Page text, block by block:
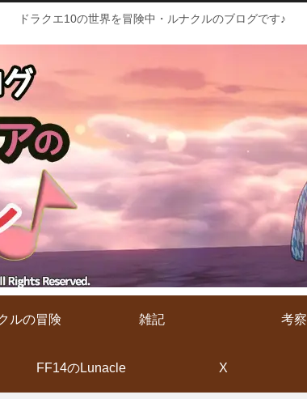
ドラクエ10の世界を冒険中・ルナクルのブログです♪
ルの冒険 雑記 考察
FF14のLunacle X